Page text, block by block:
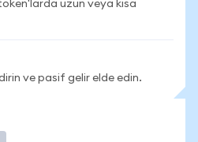
uzun veya kısa
ve pasif gelir elde edin.